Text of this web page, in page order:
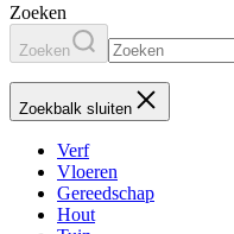
Zoeken
Zoeken
Zoekbalk sluiten
Verf
Vloeren
Gereedschap
Hout